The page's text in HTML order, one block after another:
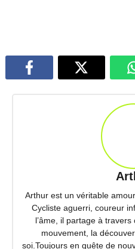
Arthur est un véritable
Cycliste aguerri, coureur
l’âme, il partage à
mouvement, la
soi.Toujours en quête de